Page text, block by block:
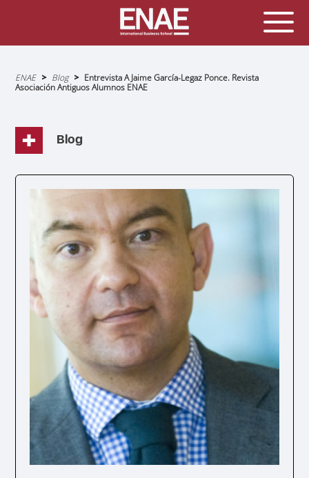
Sobrescribir
enlaces
de
navegación
ENAE Blog
Entrevista A Jaime García-Legaz Ponce. Revista
Asociación Antiguos Alumnos ENAE
Blog